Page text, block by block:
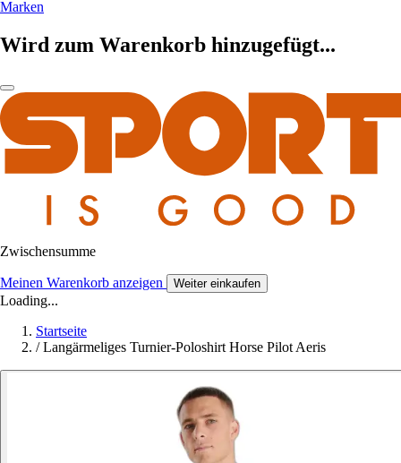
Marken
Wird zum Warenkorb hinzugefügt...
Zwischensumme
Meinen Warenkorb anzeigen Weiter einkaufen
Loading...
Startseite
/ Langärmeliges Turnier-Poloshirt Horse Pilot Aeris